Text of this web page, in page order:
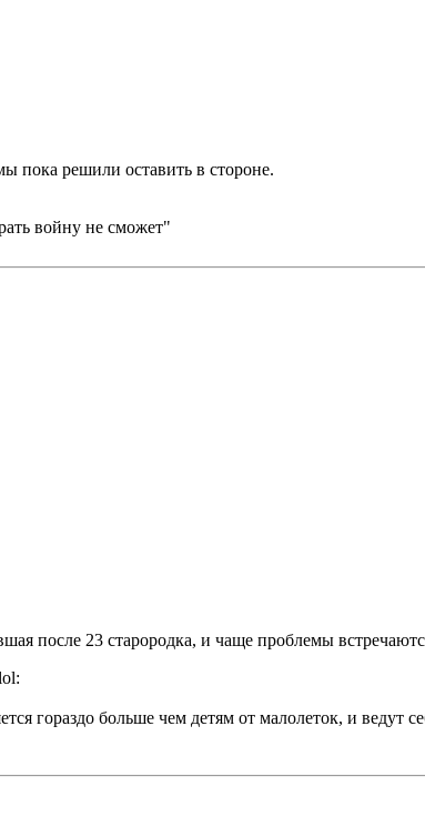
пока решили оставить в стороне.
войну не сможет"
после 23 старородка, и чаще проблемы
гораздо больше чем детям от малолеток, и ведут